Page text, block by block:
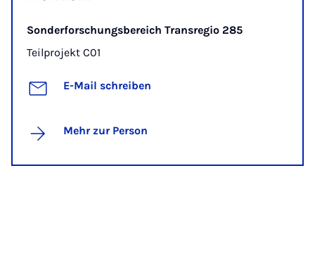
Sonderforschungsbereich Transregio 285
Teilprojekt C01
E-Mail schreiben
Mehr zur Person